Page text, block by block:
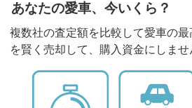
あなたの愛車、今いくら？
複数社の査定額を比較して愛車の
を賢く売却して、購入資金にしませ